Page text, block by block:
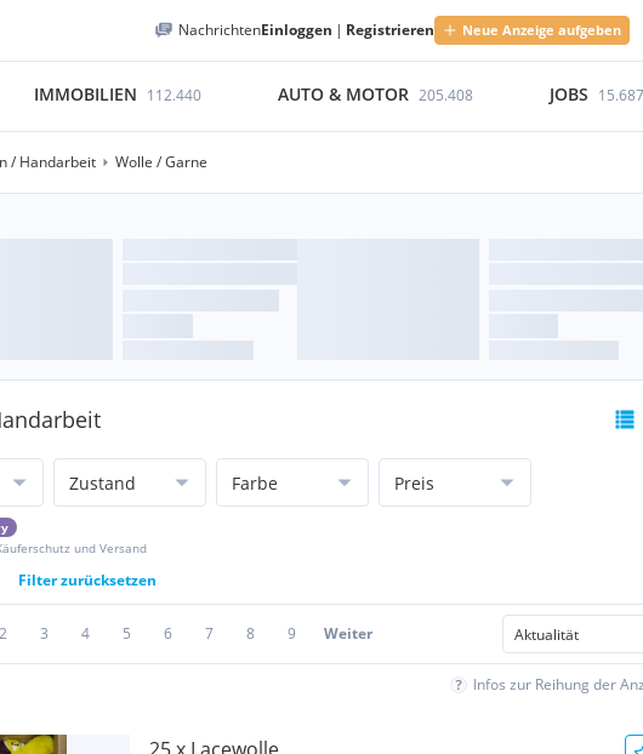
NachrichtenEinloggen | Registrieren Neue Anzeige aufgeben
IMMOBILIEN 112.440 AUTO & MOTOR 205.408 JOBS 15.687
/ Handarbeit Wolle / Garne
Zustand Farbe Preis
und Versand
Filter zurücksetzen
2 3 4 5 6 7 8 9 Weiter
Infos zur Reihung der